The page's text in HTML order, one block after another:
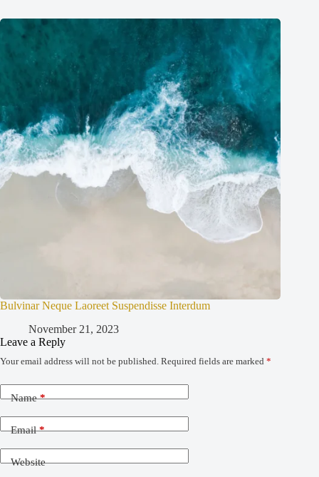
Bulvinar Neque Laoreet Suspendisse Interdum
November 21, 2023
Leave a Reply
Your email address will not be published. Required fields are marked *
Name*
Email*
Website